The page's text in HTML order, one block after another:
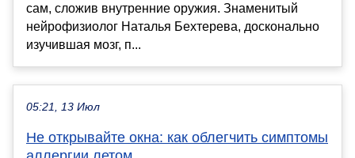
сам, сложив внутренние оружия. Знаменитый
нейрофизиолог Наталья Бехтерева, досконально
изучившая мозг, п...
05:21, 13 Июл
Не открывайте окна: как облегчить симптомы